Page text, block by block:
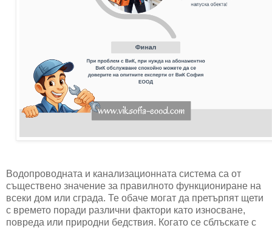
Водопроводната и канализационната система са от
съществено значение за правилното функциониране на
всеки дом или сграда. Те обаче могат да претърпят щети
с времето поради различни фактори като износване,
повреда или природни бедствия. Когато се сблъскате с